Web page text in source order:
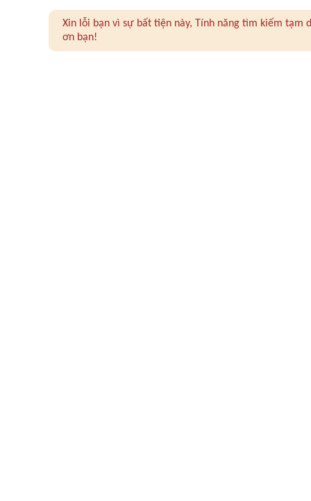
Xin lỗi bạn vì sự bất tiện này, Tính năng tìm kiếm
ơn bạn!